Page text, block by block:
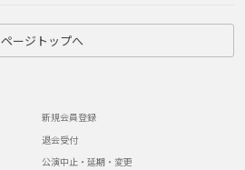
ページトップへ
新規会員登録
退会受付
公演中止・延期・変更